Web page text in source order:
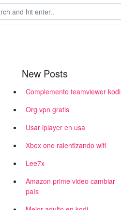
New Posts
Complemento teamviewer kodi
Org vpn gratis
Usar iplayer en usa
Xbox one ralentizando wifi
Lee7x
Amazon prime video cambiar
país